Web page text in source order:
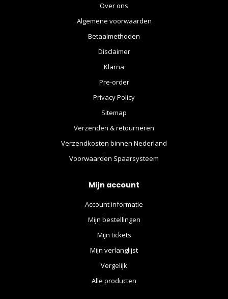
Over ons
Algemene voorwaarden
Betaalmethoden
Disclaimer
Klarna
Pre-order
Privacy Policy
Sitemap
Verzenden & retourneren
Verzendkosten binnen Nederland
Voorwaarden Spaarsysteem
Mijn account
Account informatie
Mijn bestellingen
Mijn tickets
Mijn verlanglijst
Vergelijk
Alle producten